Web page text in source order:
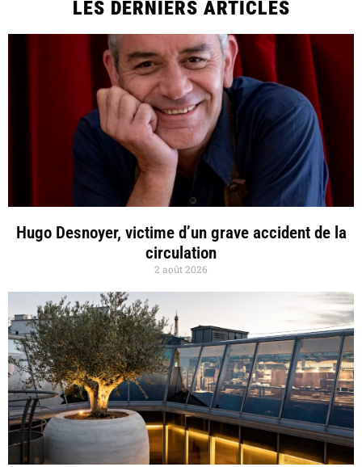
LES DERNIERS ARTICLES
Hugo Desnoyer, victime d’un grave accident de la
circulation
2 août 2026